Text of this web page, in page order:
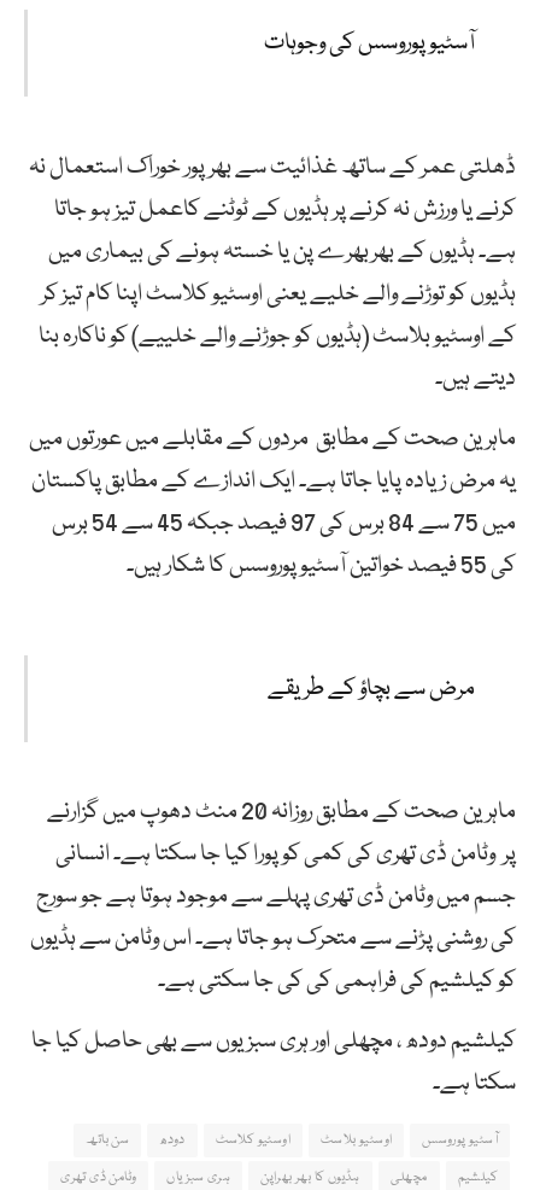
آسٹیو پوروسس کی وجوہات
ڈھلتی عمر کے ساتھ غذائیت سے بھرپور خوراک استعمال نہ
کرنے یا ورزش نہ کرنے پر ہڈیوں کے ٹوٹنے کاعمل تیز ہو جاتا
ہے۔ ہڈیوں کے بھربھرے پن یا خستہ ہونے کی بیماری میں
ہڈیوں کو توڑنے والے خلیے یعنی اوسٹیو کلاسٹ اپنا کام تیز کر
کے اوسٹیو بلاسٹ (ہڈیوں کو جوڑنے والے خلییے) کو ناکارہ بنا
دیتے ہیں۔
ماہرین صحت کے مطابق مردوں کے مقابلے میں عورتوں میں
یہ مرض زیادہ پایا جاتا ہے۔ ایک اندازے کے مطابق پاکستان
میں 75 سے 84 برس کی 97 فیصد جبکہ 45 سے 54 برس
کی 55 فیصد خواتین آسٹیو پوروسس کا شکار ہیں۔
مرض سے بچاؤ کے طریقے
ماہرین صحت کے مطابق روزانہ 20 منٹ دھوپ میں گزارنے
پر وٹامن ڈی تھری کی کمی کو پورا کیا جا سکتا ہے۔ انسانی
جسم میں وٹامن ڈی تھری پہلے سے موجود ہوتا ہے جو سورج
کی روشنی پڑنے سے متحرک ہو جاتا ہے۔ اس وٹامن سے ہڈیوں
کو کیلشیم کی فراہمی کی کی جا سکتی ہے۔
کیلشیم دودھ ، مچھلی اور ہری سبزیوں سے بھی حاصل کیا جا
سکتا ہے۔
آسٹیو پوروسس اوسٹیو بلاسٹ اوسٹیو کلاسٹ دودھ
سن باتھ
کیلشیم
مچھلی ہڈیوں کا بھر بھراپن ہری سبزیاں وٹامن ڈی تھری